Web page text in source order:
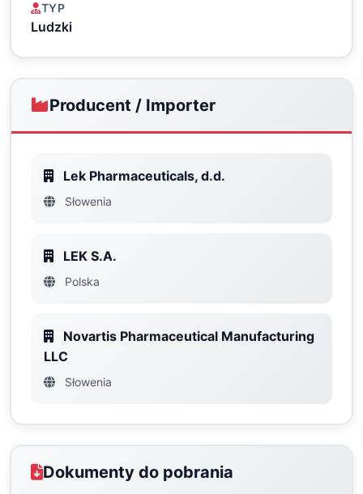
TYP
Ludzki
Producent / Importer
Lek Pharmaceuticals, d.d.
Słowenia
LEK S.A.
Polska
Novartis Pharmaceutical Manufacturing
LLC
Słowenia
Dokumenty do pobrania